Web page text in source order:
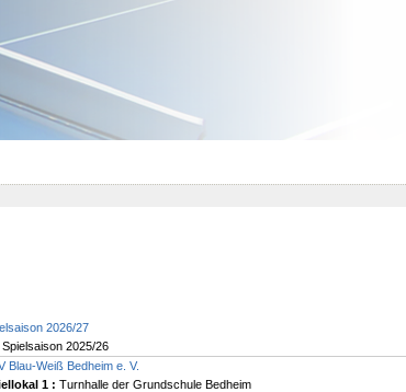
2026/27
2025/26
Blau-Weiß Bedheim e. V.
1 : Turnhalle der Grundschule Bedheim